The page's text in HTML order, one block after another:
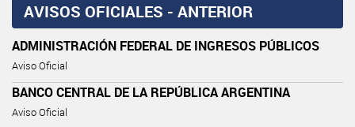
AVISOS OFICIALES - ANTERIOR
ADMINISTRACIÓN FEDERAL DE INGRESOS PÚBLICOS
Aviso Oficial
BANCO CENTRAL DE LA REPÚBLICA ARGENTINA
Aviso Oficial